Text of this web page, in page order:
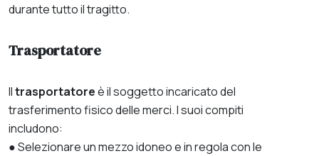
durante tutto il tragitto.
Trasportatore
Iltrasportatoreè il soggetto incaricato del
trasferimento fisico delle merci. I suoi compiti
includono:
● Selezionare un mezzo idoneo e in regola con le